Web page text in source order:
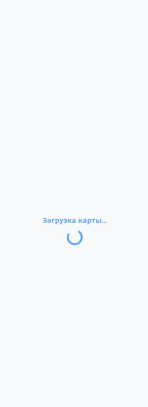
Загрузка карты...